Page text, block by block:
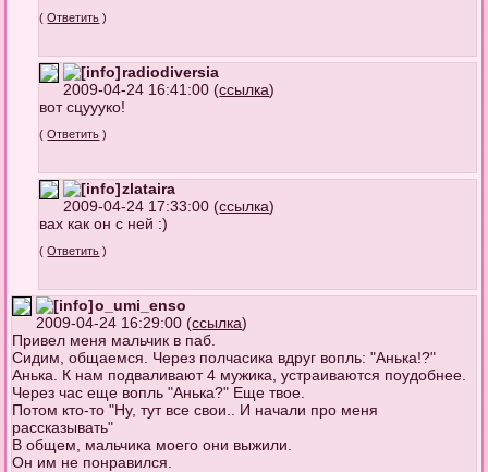
(Ответить )
radiodiversia
2009-04-24 16:41:00 (ссылка)
вот сцуууко!
(Ответить )
zlataira
2009-04-24 17:33:00 (ссылка)
вах как он с ней :)
(Ответить )
o_umi_enso
2009-04-24 16:29:00 (ссылка)
Привел меня мальчик в паб.
Сидим, общаемся. Через полчасика вдруг вопль: "Анька!?"
Анька. К нам подваливают 4 мужика, устраиваются поудобнее.
Через час еще вопль "Анька?" Еще твое.
Потом кто-то "Ну, тут все свои.. И начали про меня
рассказывать"
В общем, мальчика моего они выжили.
Он им не понравился.